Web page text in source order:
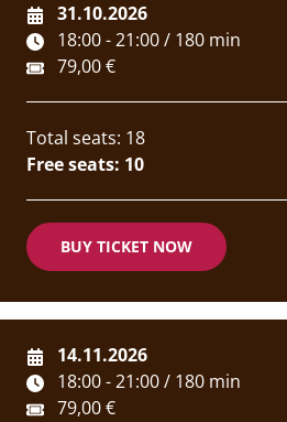
31.10.2026
18:00 - 21:00 / 180 min
79,00 €
Total seats: 18
Free seats: 10
BUY TICKET NOW
14.11.2026
18:00 - 21:00 / 180 min
79,00 €